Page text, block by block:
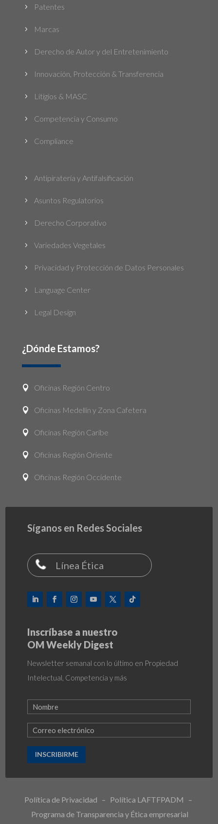
5 Patentes
5 Marcas
5 Derecho de Autor y del Entretenimiento
5 Innovación, Protección & Transferencia
5 Litigios & MASC
5 Competencia y Consumo
5 Compliance
5 Antipiratería y Antifalsificación
5 Asuntos Regulatorios
5 Derecho Corporativo
5 Variedades Vegetales
5 Privacidad y Protección de Datos Personales
5 Language Center
5 Legal Design
¿Dónde Estamos?
 Oficinas Región Centro
 Oficinas Medellín y Zona Cafetera
 Oficinas Región Caribe
 Oficinas Región Oriente
 Oficinas Región Occidente
Síganos en Redes Sociales
Línea Ética
Inscríbase a nuestro
OM Weekly Digest
Newsletter semanal con lo último en Propiedad
Intelectual, Competencia y más
INSCRIBIRME
Política de Privacidad – Política LAFTFPADM
–
Programa de Transparencia y Ética empresarial